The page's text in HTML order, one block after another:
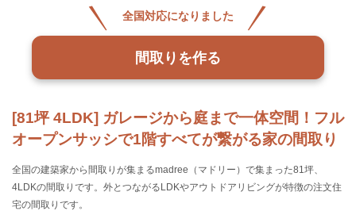
[81坪 4LDK] ガレージから庭まで一体空間！フル
オープンサッシで1階すべてが繋がる家の間取り
全国の建築家から間取りが集まるmadree（マドリー）で集まった81坪、
4LDKの間取りです。外とつながるLDKやアウトドアリビングが特徴の注文住
宅の間取りです。
全国対応になりました
間取りを作る